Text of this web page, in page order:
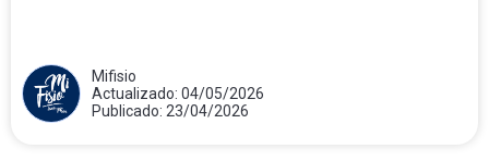
Mifisio
Actualizado: 04/05/2026
Publicado: 23/04/2026